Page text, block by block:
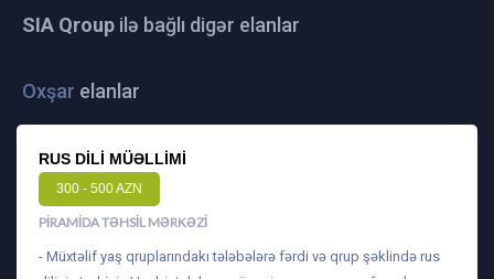
SIA Qroup ilə bağlı digər elanlar
Oxşar elanlar
RUS DILI MÜƏLLIMI
300 - 500 AZN
PIRAMIDA TƏHSIL MƏRKƏZI
- Müxtəlif yaş qruplarındakı tələbələrə fərdi və qrup şəklində rus